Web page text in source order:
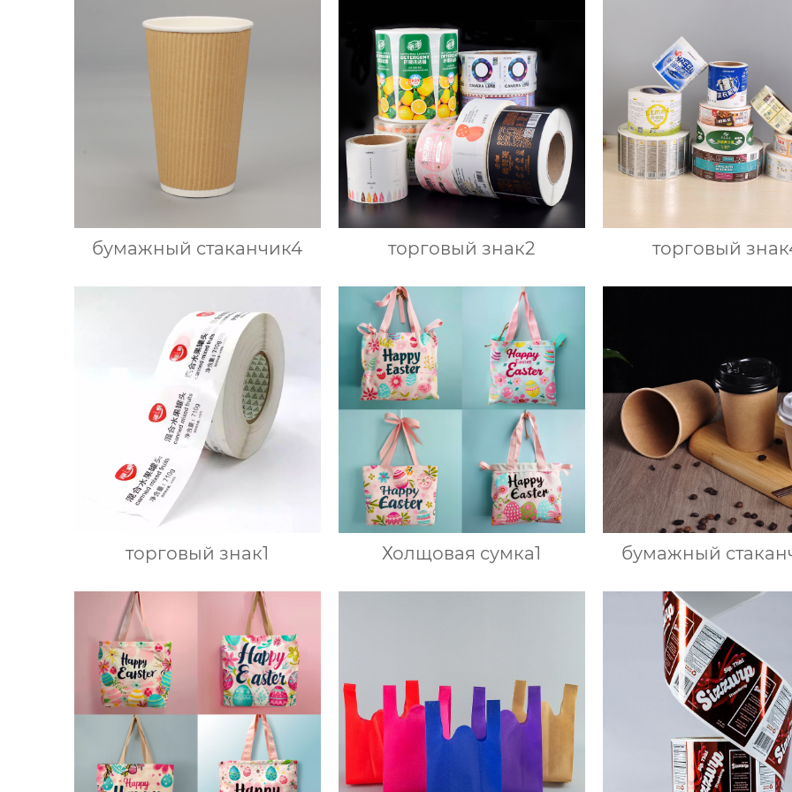
бумажный стаканчик4 торговый знак2 торговый
торговый знак1 Холщовая сумка1 бумажный